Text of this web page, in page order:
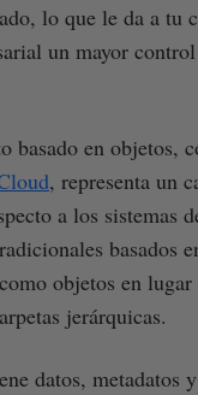
lo que le da a tu
un mayor
basado en objetos,
, representa un
a los sistemas
basados
objetos en lugar
jerárquicas.
datos, metadatos